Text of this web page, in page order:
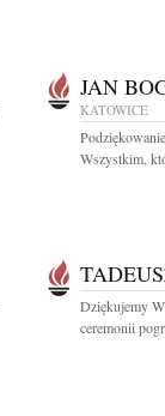
JAN
KATOWICE
Wszystkim,
Dziękujemy
ceremonii